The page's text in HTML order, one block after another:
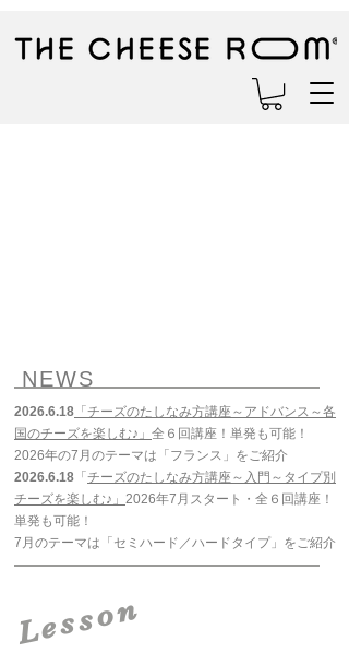
NEWS
2026.6.18 「 チーズのたしなみ方講座～アドバンス～各
国のチーズを楽しむ♪」 全６回講座！単発も可能！
2026年の7月のテーマは「フランス 」をご紹介
2026.6.18 「 チーズのたしなみ方講座～入門～タイプ別
チーズを楽しむ♪」 2026年7 月スタート・全６回講座！
単発も可能！
7月のテーマは「セミハード／ハードタイプ」をご紹介
Lesson